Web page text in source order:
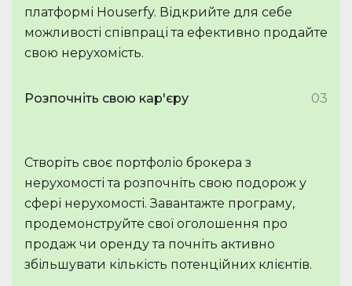
платформі Houserfy. Відкрийте для себе
можливості співпраці та ефективно продайте
свою нерухомість.
Розпочніть свою кар'єру 03
Створіть своє портфоліо брокера з
нерухомості та розпочніть свою подорож у
сфері нерухомості. Завантажте програму,
продемонструйте свої оголошення про
продаж чи оренду та почніть активно
збільшувати кількість потенційних клієнтів.